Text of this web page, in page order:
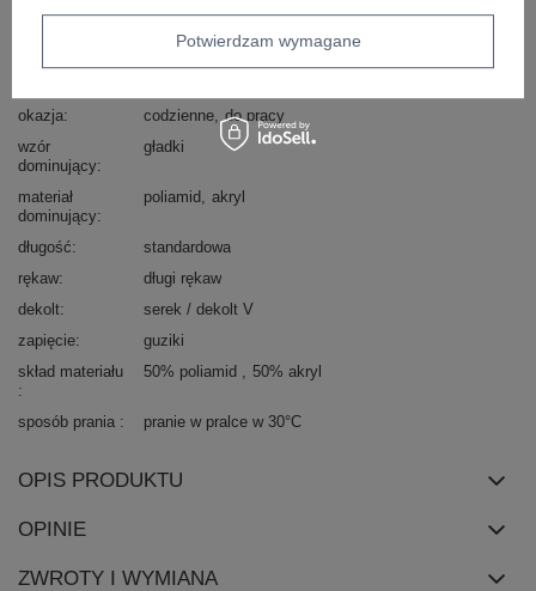
Kod produktu
TW-SW-BI-25002.88P
okazja
codzienne do pracy
wzór
dominujący
gładki
materiał
dominujący
poliamid akryl
długość
standardowa
rękaw
długi rękaw
dekolt
serek / dekolt V
zapięcie
guziki
skład materiału
50% poliamid 50% akryl
sposób prania pranie w pralce w 30°C
OPIS PRODUKTU
OPINIE
ZWROTY I WYMIANA
Potwierdzam wymagane